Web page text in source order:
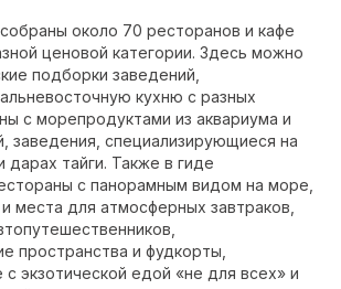
около 70 ресторанов и кафе
ценовой категории. Здесь можно
подборки заведений,
кухню с разных
с морепродуктами из аквариума и
заведения, специализирующиеся на
дарах тайги. Также в гиде
с панорамным видом на море,
места для атмосферных завтраков,
пространства и фудкорты,
экзотической едой «не для всех» и